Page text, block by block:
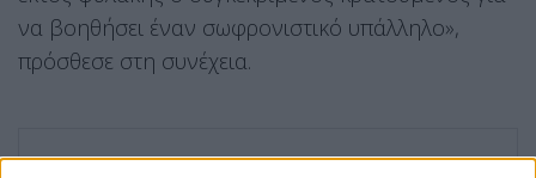
να βοηθήσει έναν σωφρονιστικό υπάλληλο»,
πρόσθεσε στη συνέχεια.